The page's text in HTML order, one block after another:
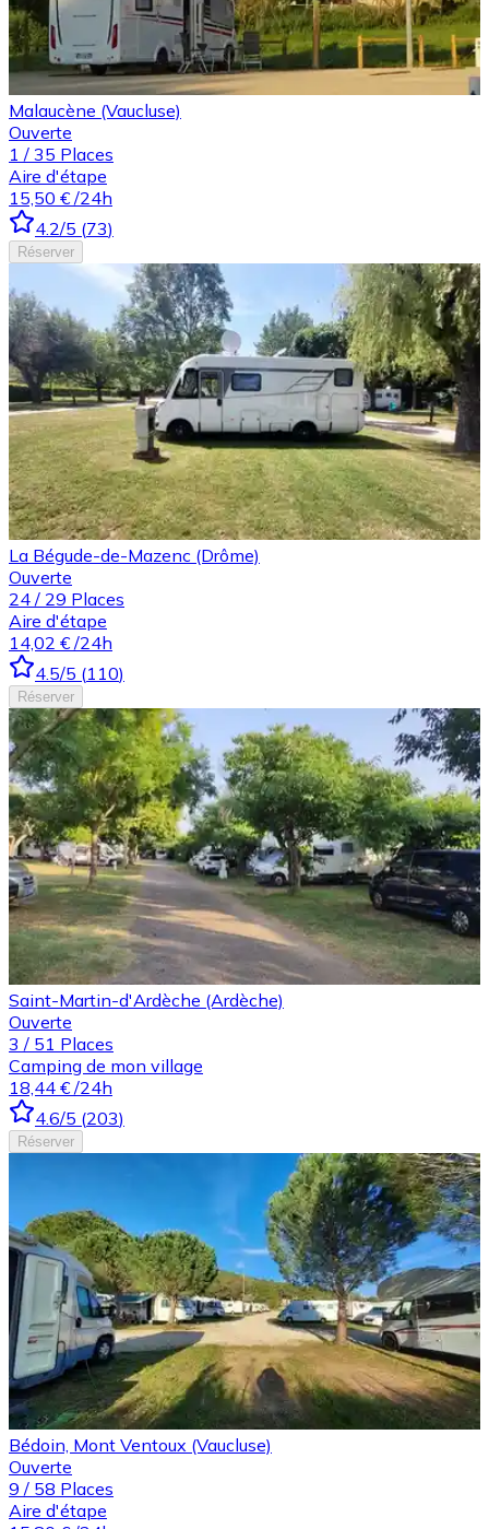
Malaucène (Vaucluse)
Ouverte
1 / 35 Places
Aire d'étape
15,50 € /24h
4.2/5 (73)
Réserver
La Bégude-de-Mazenc (Drôme)
Ouverte
24 / 29 Places
Aire d'étape
14,02 € /24h
4.5/5 (110)
Réserver
Saint-Martin-d'Ardèche (Ardèche)
Ouverte
3 / 51 Places
Camping de mon village
18,44 € /24h
4.6/5 (203)
Réserver
Bédoin, Mont Ventoux (Vaucluse)
Ouverte
9 / 58 Places
Aire d'étape